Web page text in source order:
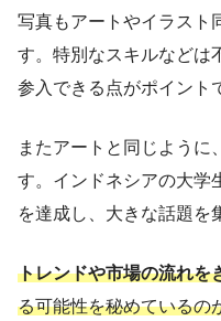
写真もアートやイラスト
す。特別なスキルなどは
参入できる点がポイント
またアートと同じように
す。インドネシアの大学
を達成し、大きな話題を
トレンドや市場の流れを
る可能性を秘めているの